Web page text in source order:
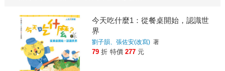
今天吃什麼1：從餐桌開始，認識世
界
劉子韻、張佐安(改寫) 著
79 折 特價 277 元